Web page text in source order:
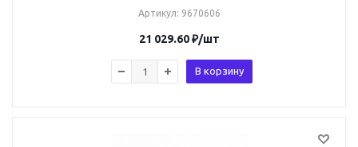
Артикул: 9670606
21 029.60₽/шт
В корзину